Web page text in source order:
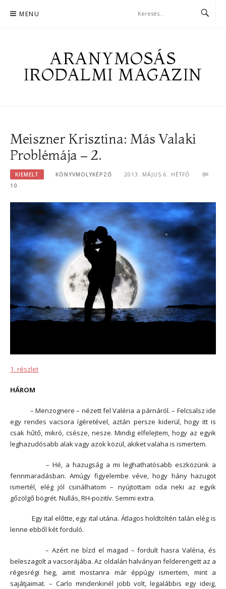
MENU
ARANYMOSÁS
IRODALMI MAGAZIN
Meiszner Krisztina: Más Valaki
Problémája – 2.
KIEMELT KÖNYVMOLYKÉPZŐ
2013. MÁJUS 6. HÉTFŐ
10
1. részlet
HÁROM
– Menzognere – nézett fel Valéria a párnáról. – Felcsalsz ide
egy rendes vacsora ígéretével, aztán persze kiderül, hogy itt is
csak hűtő, mikró, csésze, nesze. Mindig elfelejtem, hogy az egyik
leghazudósabb alak vagy azok közül, akiket valaha is ismertem.
– Hé, a hazugság a mi leghathatósabb eszközünk a
fennmaradásban. Amúgy figyelembe véve, hogy hány hazugot
ismertél, elég jól csinálhatom – nyújtottam oda neki az egyik
gőzölgő bögrét. Nullás, RH-pozitív. Semmi extra.
Egy ital előtte, egy ital utána. Átlagos holdtöltén talán elég is
lenne ebből két forduló.
– Azért ne bízd el magad – fordult hasra Valéria, és
beleszagolt a vacsorájába. Az oldalán halványan felderengett az a
régesrégi heg, amit mostanra már éppúgy ismertem, mint a
sajátjaimat. – Carlo mindenkinél jobb volt, legalábbis egy ideig,